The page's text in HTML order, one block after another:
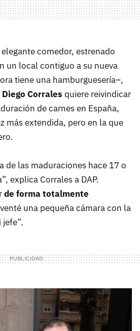
comedor, estrenado
un local contiguo a su nueva
tiene una hamburguesería–,
Diego Corrales quiere reivindicar
de carnes en España,
más extendida, pero en la que
de las maduraciones hace 17 o
explica Corrales a DAP.
de forma totalmente
una pequeña cámara con la